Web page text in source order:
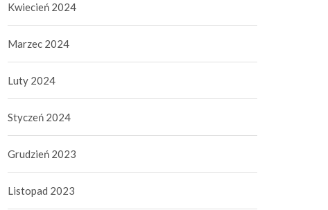
Kwiecień 2024
Marzec 2024
Luty 2024
Styczeń 2024
Grudzień 2023
Listopad 2023